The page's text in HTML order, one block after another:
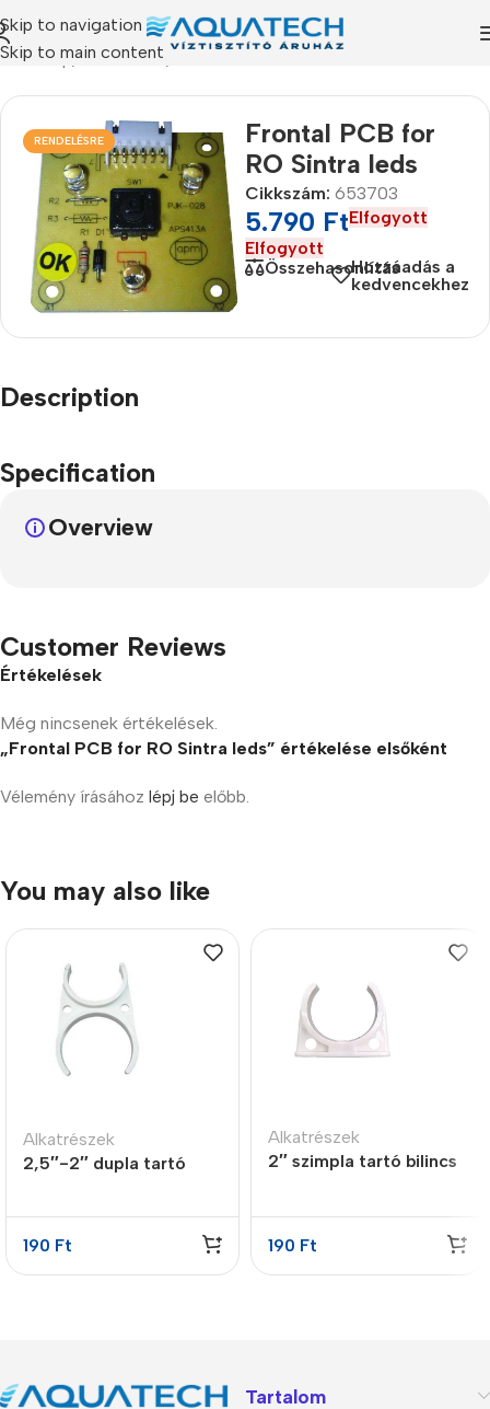
Skip to navigation
Skip to main content
Kezdőlap/Termékeink
RENDELÉSRE
Frontal PCB for
RO Sintra leds
Cikkszám: 653703
5.790 FtElfogyott
Elfogyott
ÖsszehasonlításHozzáadás a
kedvencekhez
Description
Specification
Overview
Customer Reviews
Értékelések
Még nincsenek értékelések.
„Frontal PCB for RO Sintra leds” értékelése elsőként
Vélemény írásához lépj be előbb.
You may also like
Alkatrészek
2,5″-2″ dupla tartó
190 Ft
Alkatrészek
2″ szimpla tartó bilincs
190 Ft
Tartalom